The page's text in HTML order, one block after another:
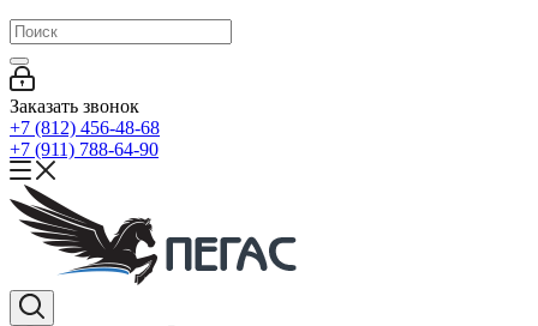
Заказать звонок
+7 (812) 456-48-68
+7 (911) 788-64-90